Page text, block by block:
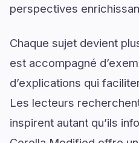
perspectives
Chaque sujet devient
est accompagné
d’explications qui
Les lecteurs
inspirent autant qu’ils